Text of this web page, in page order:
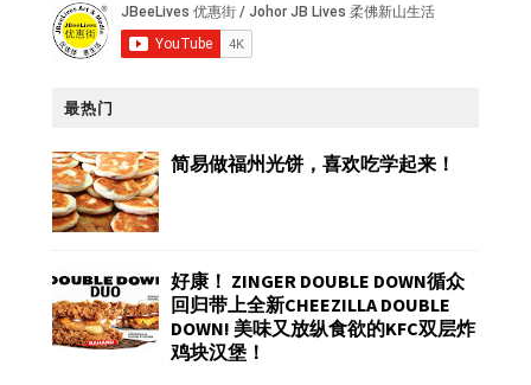
最热门
简易做福州光饼，喜欢吃学起来！
好康！ ZINGER DOUBLE DOWN循众
回归带上全新CHEEZILLA DOUBLE
DOWN! 美味又放纵食欲的KFC双层炸
鸡块汉堡！